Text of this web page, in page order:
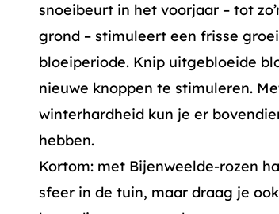
snoeibeurt in het voorjaar – tot
grond – stimuleert een frisse
bloeiperiode. Knip uitgebloeide
nieuwe knoppen te stimuleren.
winterhardheid kun je er
hebben.
Kortom: met Bijenweelde-rozen
sfeer in de tuin, maar draag je